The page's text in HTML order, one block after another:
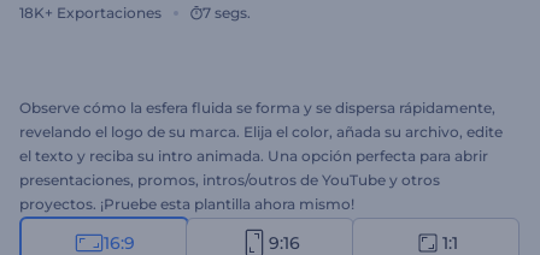
18K+ Exportaciones 7 segs.
Observe cómo la esfera fluida se forma y se dispersa rápidamente,
revelando el logo de su marca. Elija el color, añada su archivo, edite
el texto y reciba su intro animada. Una opción perfecta para abrir
presentaciones, promos, intros/outros de YouTube y otros
proyectos. ¡Pruebe esta plantilla ahora mismo!
16:9 9:16 1:1